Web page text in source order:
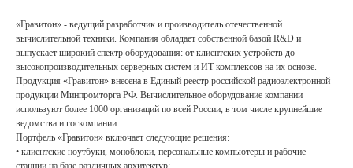
«Гравитон» - ведущий разработчик и производитель отечественной
вычислительной техники. Компания обладает собственной базой R&D и
выпускает широкий спектр оборудования: от клиентских устройств до
высокопроизводительных серверных систем и ИТ комплексов на их основе.
Продукция «Гравитон» внесена в Единый реестр российской радиоэлектронной
продукции Минпромторга РФ. Вычислительное оборудование компании
используют более 1000 организаций по всей России, в том числе крупнейшие
ведомства и госкомпании.
Портфель «Гравитон» включает следующие решения:
• клиентские ноутбуки, моноблоки, персональные компьютеры и рабочие
станции на базе различных архитектур;